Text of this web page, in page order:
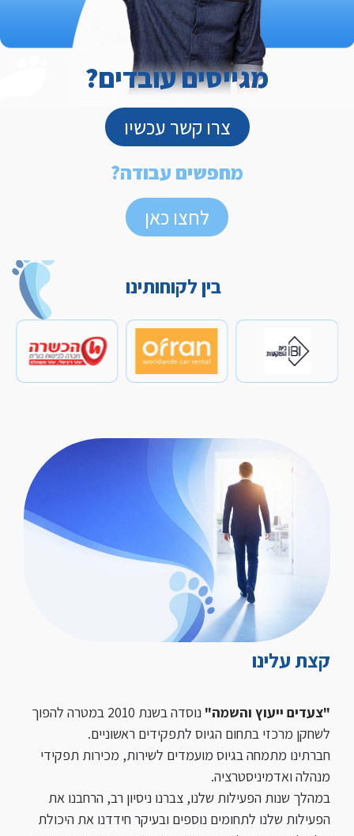
מגייסים עובדים?
צרו קשר עכשיו
מחפשים עבודה?
לחצו כאן
בין לקוחותינו
קצת עלינו
"צעדים ייעוץ והשמה"
נוסדה בשנת 2010 במטרה להפוך
לשחקן מרכזי בתחום הגיוס לתפקידים ראשוניים.
חברתינו מתמחה בגיוס מועמדים לשירות, מכירות תפקידי
מנהלה ואדמיניסטרציה.
במהלך שנות הפעילות שלנו, צברנו ניסיון רב, הרחבנו את
הפעילות שלנו לתחומים נוספים ובעיקר חידדנו את היכולת